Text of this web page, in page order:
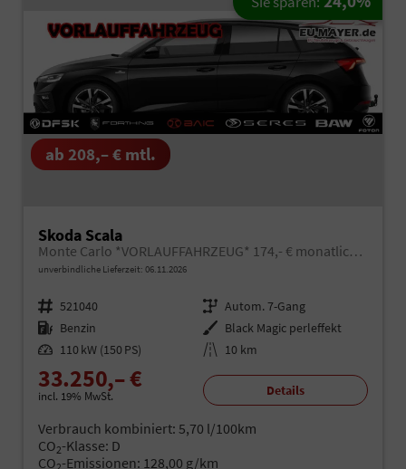
ab 208,– € mtl.
Skoda Scala
Monte Carlo *VORLAUFFAHRZEUG* 174,- € monatlich* 36 Monate* Ohne Kilometerbegrenzung*
unverbindliche Lieferzeit: 06.11.2026
Fahrzeugnr. 521040 Getriebe Autom. 7-Gang
Kraftstoff Benzin Außenfarbe Black Magic perleffekt
Leistung 110 kW (150 PS) Kilometerstand 10 km
33.250,– €
incl. 19% MwSt. Details
Verbrauch kombiniert: 5,70 l/100km
CO2-Klasse: D
CO -Emissionen: 128,00 g/km